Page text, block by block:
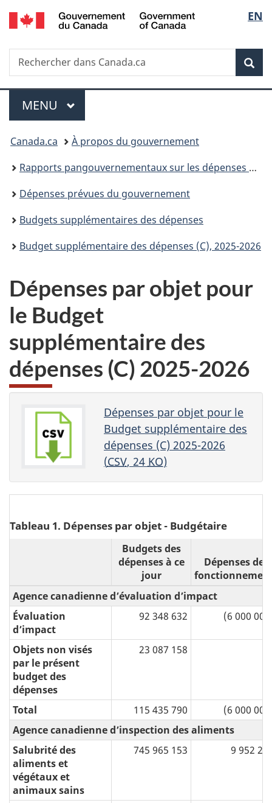
Passer
au
principal
Passer
à
Au
du
Passer
à
version
simplifiée
de
la
EN
Recherche
Rechercher
dans
Menu
MENU PRINCIPAL
Vous
êtes
ici :
Canada.ca
À propos du gouvernement
Rapports pangouvernementaux sur les dépenses et les activités
Dépenses prévues du gouvernement
Budgets supplémentaires des dépenses
Budget supplémentaire des dépenses (C), 2025-2026
Dépenses par objet pour
le Budget
supplémentaire des
dépenses (C) 2025-2026
Dépenses par objet pour le
Budget supplémentaire des
dépenses (C) 2025-2026
(CSV, 24 KO)
Tableau 1. Dépenses par objet - Budgétaire
Budgets des
dépenses à ce
jour
Dépenses de
Agence canadienne d’évaluation d’impact
Évaluation
dʼimpact
92 348 632 (6 000
Objets non visés
par le présent
budget des
dépenses
23 087 158
Total 115 435 790
(6 000
Agence canadienne d’inspection des aliments
Salubrité des
aliments et
végétaux et
animaux sains
745 965 153 9 952